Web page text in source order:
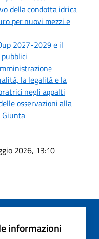
della condotta idrica
per nuovi mezzi e
2027-2029 e il
la legalità e la
negli appalti
osservazioni alla
Giunta
2026, 13:10
informazioni